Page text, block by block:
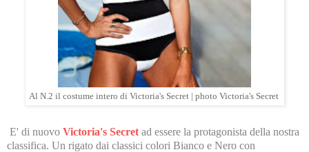
Al N.2 il costume intero di Victoria's Secret | photo Victoria's Secret
E' di nuovo Victoria's Secret ad essere la protagonista della nostra
classifica. Un rigato dai classici colori Bianco e Nero con